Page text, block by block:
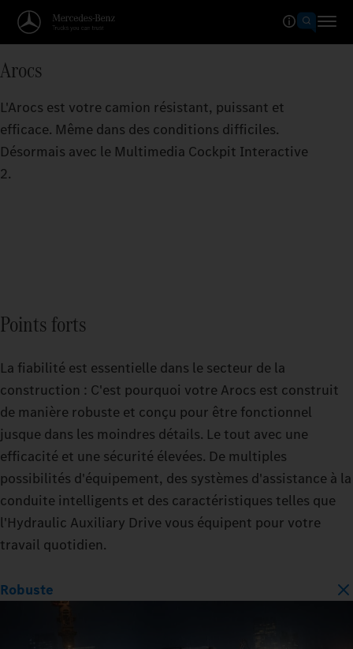
Arocs
L'Arocs est votre camion résistant, puissant et
efficace. Même dans des conditions difficiles.
Désormais avec le Multimedia Cockpit Interactive
2.
Points forts
La fiabilité est essentielle dans le secteur de la
construction : C'est pourquoi votre Arocs est construit
de manière robuste et conçu pour être fonctionnel
jusque dans les moindres détails. Le tout avec une
efficacité et une sécurité élevées. De multiples
possibilités d'équipement, des systèmes d'assistance à la
conduite intelligents et des caractéristiques telles que
l'Hydraulic Auxiliary Drive vous équipent pour votre
travail quotidien.
Robuste